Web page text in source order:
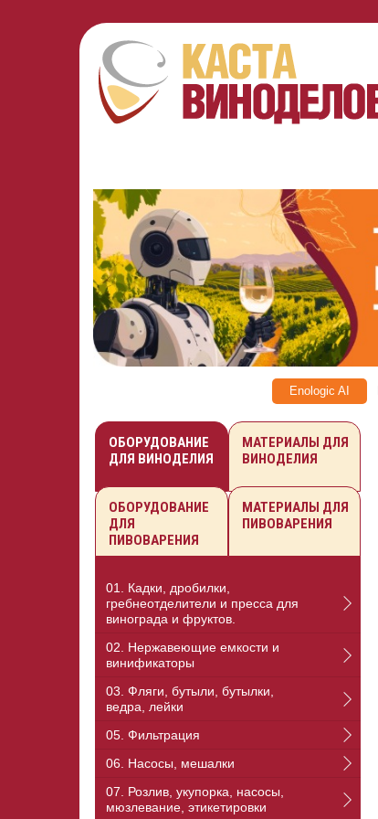
Enologic AI
ОБОРУДОВАНИЕ
ДЛЯ ВИНОДЕЛИЯ
МАТЕРИАЛЫ ДЛЯ
ВИНОДЕЛИЯ
ОБОРУДОВАНИЕ
ДЛЯ
ПИВОВАРЕНИЯ
МАТЕРИАЛЫ ДЛЯ
ПИВОВАРЕНИЯ
01. Кадки, дробилки,
гребнеотделители и пресса для
винограда и фруктов.
02. Нержавеющие емкости и
винификаторы
03. Фляги, бутыли, бутылки,
ведра, лейки
05. Фильтрация
06. Насосы, мешалки
07. Розлив, укупорка, насосы,
мюзлевание, этикетировки